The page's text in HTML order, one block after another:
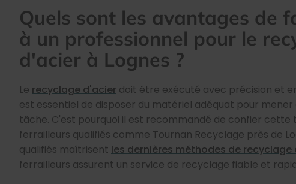
Quels sont les avantages de
à un professionnel pour le
d'acier à Lognes ?
Le recyclage d'acier doit être exécuté avec précision et
est essentiel de disposer du matériel adéquat pour
tâche. C'est pourquoi il est recommandé de confier cette
ferrailleurs qualifiés comme Tournan Recyclage près de
qualifiés maîtrisent les dernières méthodes de recyclage
ferrailleurs assurent un service de recyclage fiable et